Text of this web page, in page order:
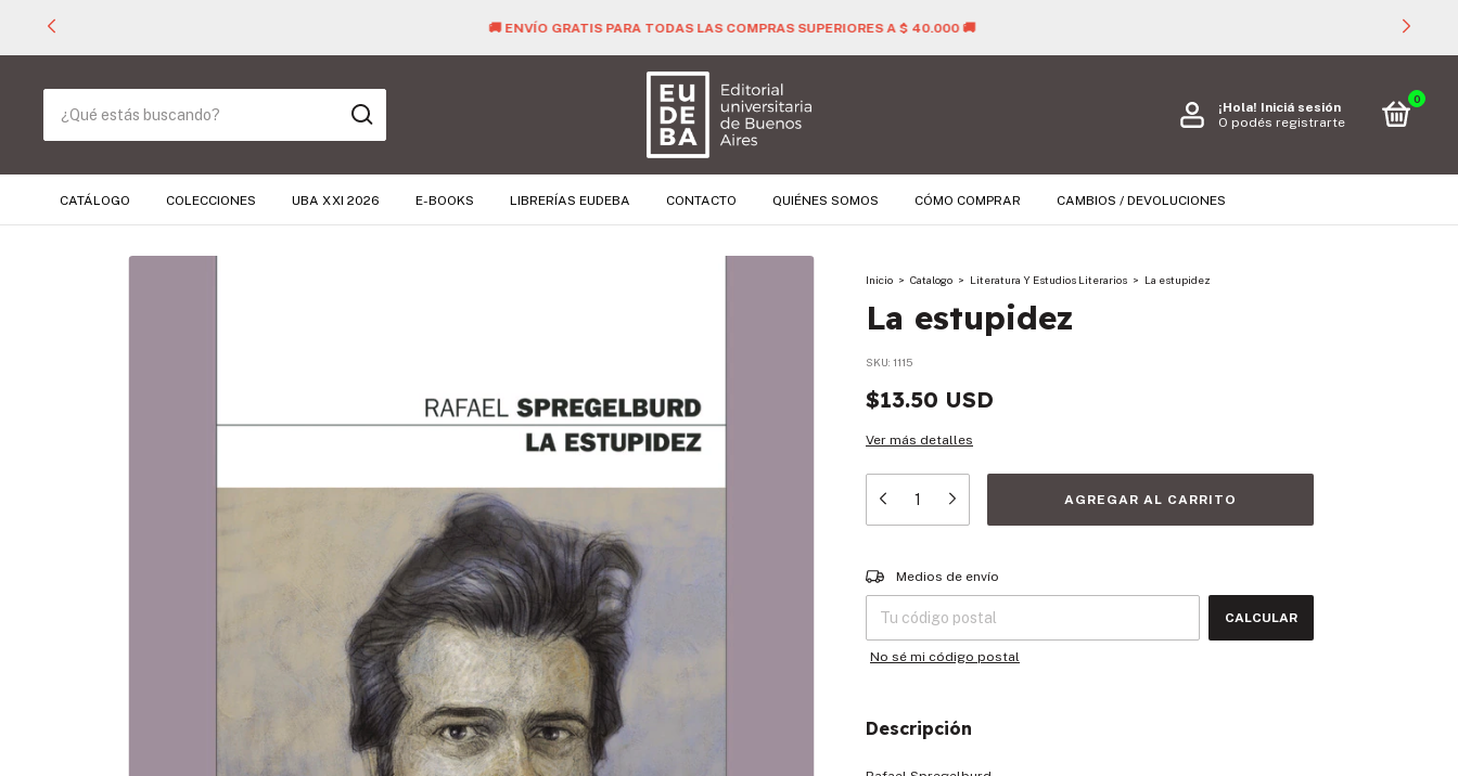
🚚 ENVÍO GRATIS PARA TODAS LAS COMPRAS SUPERIORES A $ 40.000 🚚
¡Hola! Iniciá sesión
O podés registrarte
0
CATÁLOGO COLECCIONES UBA XXI 2026 E-BOOKS LIBRERÍAS EUDEBA CONTACTO QUIÉNES SOMOS CÓMO COMPRAR CAMBIOS / DEVOLUCIONES
Inicio > Catalogo > Literatura Y Estudios Literarios > La estupidez
La estupidez
SKU: 1115
$13.50 USD
Ver más detalles
Entregas para el CP:
Medios de envío
CALCULAR
No sé mi código postal
Descripción